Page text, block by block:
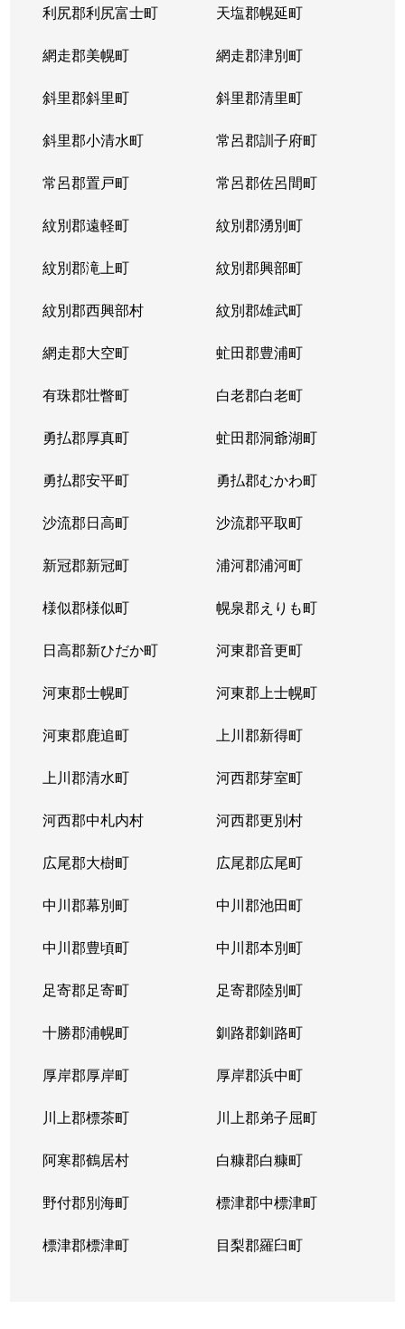
利尻郡利尻富士町 天塩郡幌延町
網走郡美幌町 網走郡津別町
斜里郡斜里町 斜里郡清里町
斜里郡小清水町 常呂郡訓子府町
常呂郡置戸町 常呂郡佐呂間町
紋別郡遠軽町 紋別郡湧別町
紋別郡滝上町 紋別郡興部町
紋別郡西興部村 紋別郡雄武町
網走郡大空町 虻田郡豊浦町
有珠郡壮瞥町 白老郡白老町
勇払郡厚真町 虻田郡洞爺湖町
勇払郡安平町 勇払郡むかわ町
沙流郡日高町 沙流郡平取町
新冠郡新冠町 浦河郡浦河町
様似郡様似町 幌泉郡えりも町
日高郡新ひだか町 河東郡音更町
河東郡士幌町 河東郡上士幌町
河東郡鹿追町 上川郡新得町
上川郡清水町 河西郡芽室町
河西郡中札内村 河西郡更別村
広尾郡大樹町 広尾郡広尾町
中川郡幕別町 中川郡池田町
中川郡豊頃町 中川郡本別町
足寄郡足寄町 足寄郡陸別町
十勝郡浦幌町 釧路郡釧路町
厚岸郡厚岸町 厚岸郡浜中町
川上郡標茶町 川上郡弟子屈町
阿寒郡鶴居村 白糠郡白糠町
野付郡別海町 標津郡中標津町
標津郡標津町 目梨郡羅臼町